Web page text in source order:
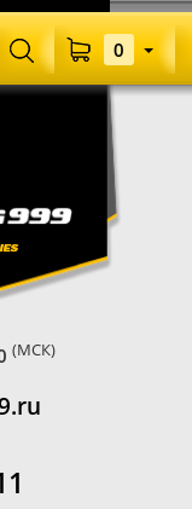
(МСК)
0